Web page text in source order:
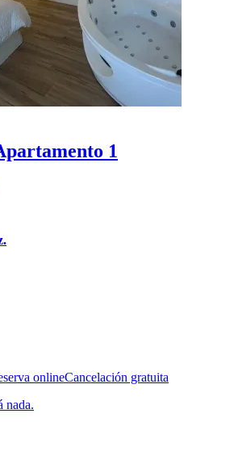
1
onlineCancelación gratuita
nada.